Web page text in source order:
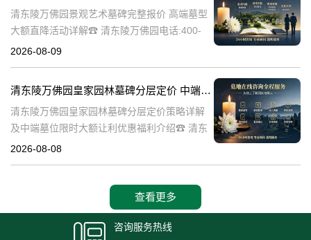
清东陵万佛园景观艺术墓碑完整报价 高端墓型
大额直降活动详解☎ 清东陵万佛园电话:400-
838-5063清东陵万佛园，作为中国著名的皇家
2026-08-09
清东陵万佛园皇家园林墓碑分层定价 中端墓位限时大额让利详解及优惠福利
清东陵万佛园皇家园林墓碑分层定价策略详解
及中端墓位限时大额让利优惠福利介绍☎ 清东
陵万佛园电话:400-838-5063清东陵万佛园，作
2026-08-08
查看更多
咨询服务热线